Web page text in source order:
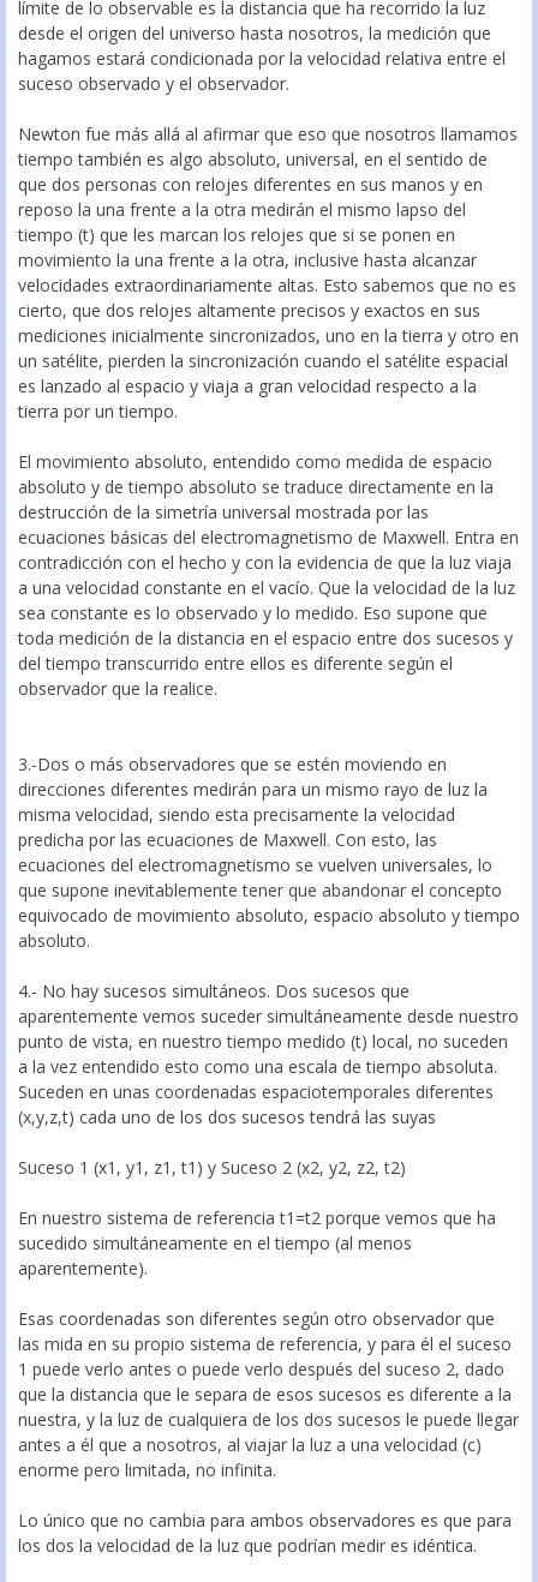
límite de lo observable es la distancia que ha recorrido la luz
desde el origen del universo hasta nosotros, la medición que
hagamos estará condicionada por la velocidad relativa entre el
suceso observado y el observador.
Newton fue más allá al afirmar que eso que nosotros llamamos
tiempo también es algo absoluto, universal, en el sentido de
que dos personas con relojes diferentes en sus manos y en
reposo la una frente a la otra medirán el mismo lapso del
tiempo (t) que les marcan los relojes que si se ponen en
movimiento la una frente a la otra, inclusive hasta alcanzar
velocidades extraordinariamente altas. Esto sabemos que no es
cierto, que dos relojes altamente precisos y exactos en sus
mediciones inicialmente sincronizados, uno en la tierra y otro en
un satélite, pierden la sincronización cuando el satélite espacial
es lanzado al espacio y viaja a gran velocidad respecto a la
tierra por un tiempo.
El movimiento absoluto, entendido como medida de espacio
absoluto y de tiempo absoluto se traduce directamente en la
destrucción de la simetría universal mostrada por las
ecuaciones básicas del electromagnetismo de Maxwell. Entra en
contradicción con el hecho y con la evidencia de que la luz viaja
a una velocidad constante en el vacío. Que la velocidad de la luz
sea constante es lo observado y lo medido. Eso supone que
toda medición de la distancia en el espacio entre dos sucesos y
del tiempo transcurrido entre ellos es diferente según el
observador que la realice.
3.-Dos o más observadores que se estén moviendo en
direcciones diferentes medirán para un mismo rayo de luz la
misma velocidad, siendo esta precisamente la velocidad
predicha por las ecuaciones de Maxwell. Con esto, las
ecuaciones del electromagnetismo se vuelven universales, lo
que supone inevitablemente tener que abandonar el concepto
equivocado de movimiento absoluto, espacio absoluto y tiempo
absoluto.
4.- No hay sucesos simultáneos. Dos sucesos que
aparentemente vemos suceder simultáneamente desde nuestro
punto de vista, en nuestro tiempo medido (t) local, no suceden
a la vez entendido esto como una escala de tiempo absoluta.
Suceden en unas coordenadas espaciotemporales diferentes
(x,y,z,t) cada uno de los dos sucesos tendrá las suyas
Suceso 1 (x1, y1, z1, t1) y Suceso 2 (x2, y2, z2, t2)
En nuestro sistema de referencia t1=t2 porque vemos que ha
sucedido simultáneamente en el tiempo (al menos
aparentemente).
Esas coordenadas son diferentes según otro observador que
las mida en su propio sistema de referencia, y para él el suceso
1 puede verlo antes o puede verlo después del suceso 2, dado
que la distancia que le separa de esos sucesos es diferente a la
nuestra, y la luz de cualquiera de los dos sucesos le puede llegar
antes a él que a nosotros, al viajar la luz a una velocidad (c)
enorme pero limitada, no infinita.
Lo único que no cambia para ambos observadores es que para
los dos la velocidad de la luz que podrían medir es idéntica.